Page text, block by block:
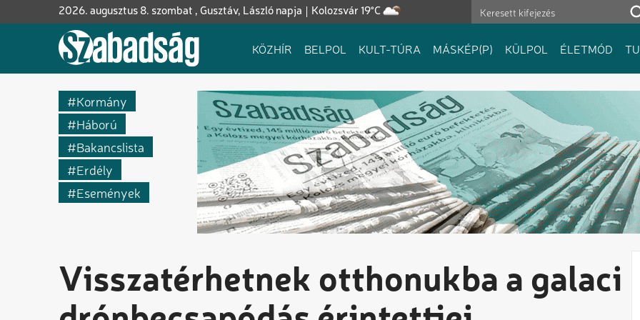
a
Kolozsvár 19°C
2026. augusztus 8. szombat , Gusztáv, László napja
Fő
KÖZHÍR BELPOL KULT-TÚRA MÁSKÉP(P) KÜLPOL ÉLETMÓD
Kormány
Háború
Bakancslista
Erdély
Események
Visszatérhetnek otthonukba a galaci